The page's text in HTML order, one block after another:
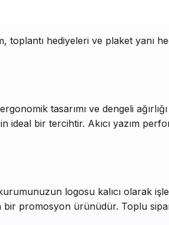
toplantı hediyeleri ve plaket yanı
tasarımı ve dengeli
ideal bir tercihtir. Akıcı yazım
logosu kalıcı olarak
bir promosyon ürünüdür. Toplu